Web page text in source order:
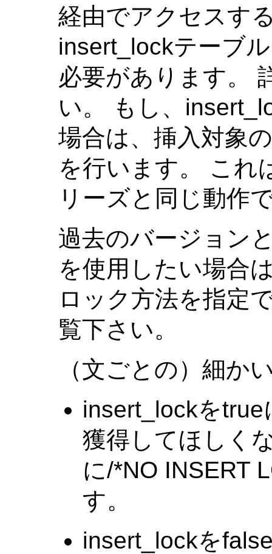
経由でアクセスす
insert_lockテーブ
必要があります。
い。 もし、
場合は、挿入対象
を行います。 これ
リーズと同じ動作
過去のバージョン
を使用したい場合
ロック方法を指定
覧下さい。
（文ごとの）細か
insert_lockを
獲得してほしく
に/*NO INSERT
す。
insert_lockを